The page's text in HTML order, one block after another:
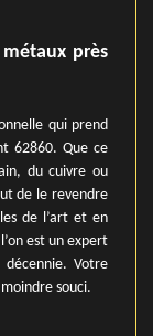
près
qui prend
62860. Que ce
du cuivre ou
de le revendre
de l’art et en
est un expert
Votre
souci.